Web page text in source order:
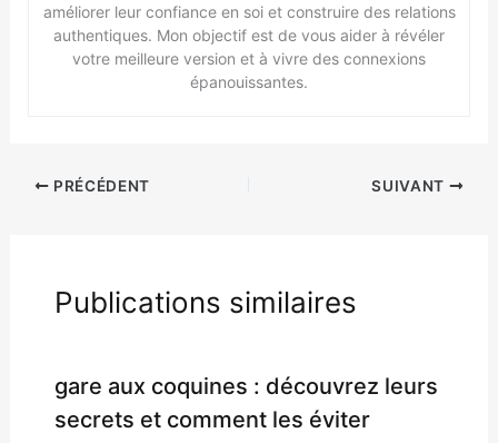
améliorer leur confiance en soi et construire des relations
authentiques. Mon objectif est de vous aider à révéler
votre meilleure version et à vivre des connexions
épanouissantes.
PRÉCÉDENT SUIVANT
Publications similaires
gare aux coquines : découvrez leurs
secrets et comment les éviter